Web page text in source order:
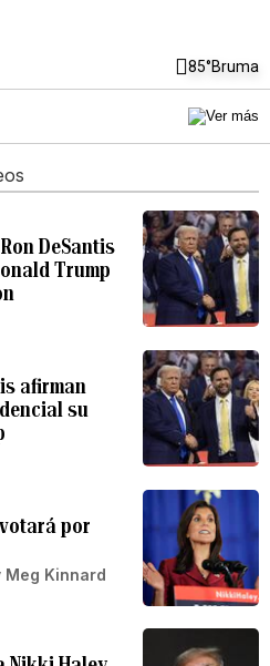
85°Bruma
DeSantis
Trump
afirman
su
por
Meg Kinnard